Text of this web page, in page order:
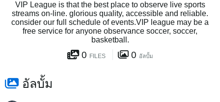
VIP League is that the best place to observe live sports
streams on-line. glorious quality, accessible and reliable.
consider our full schedule of events.VIP league may be a
free service for anyone observance soccer, soccer,
basketball.
0 FILES 0 อัลบั้ม
อัลบั้ม